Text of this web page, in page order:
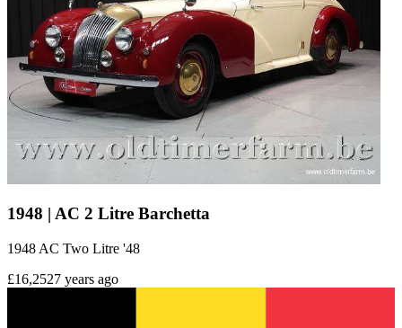
1948 | AC 2 Litre Barchetta
1948 AC Two Litre '48
£16,2527 years ago